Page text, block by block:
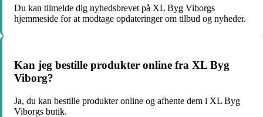
Du kan tilmelde dig nyhedsbrevet på XL Byg Viborgs
hjemmeside for at modtage opdateringer om tilbud og nyheder.
Kan jeg bestille produkter online fra XL Byg
Viborg?
Ja, du kan bestille produkter online og afhente dem i XL Byg
Viborgs butik.